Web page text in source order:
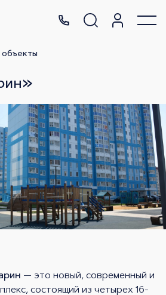
— это новый, современный и
состоящий из четырех 16-